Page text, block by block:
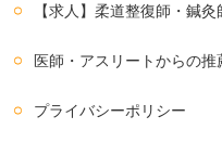
【求人】柔道整復師・鍼灸
医師・アスリートからの推
プライバシーポリシー